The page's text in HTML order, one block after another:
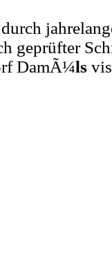
geprüfter
DamÃ¼ls